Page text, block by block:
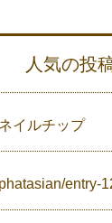
Campaign
Access
人気の投
イルチップ
entry-